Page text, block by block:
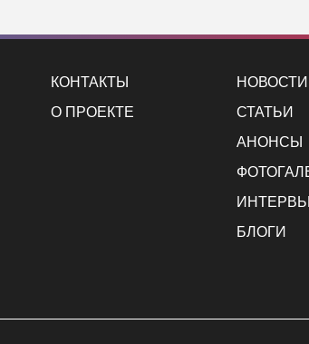
КОНТАКТЫ
О ПРОЕКТЕ
НОВОСТИ
СТАТЬИ
АНОНСЫ
БЛОГИ